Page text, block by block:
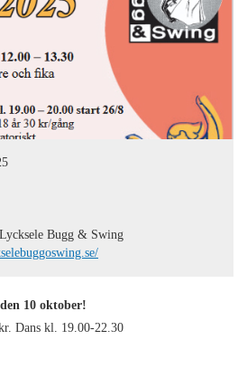
Bugg & Swing
10 oktober!
Dans kl. 19.00-22.30